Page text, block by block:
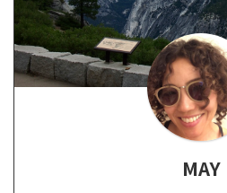
MAY